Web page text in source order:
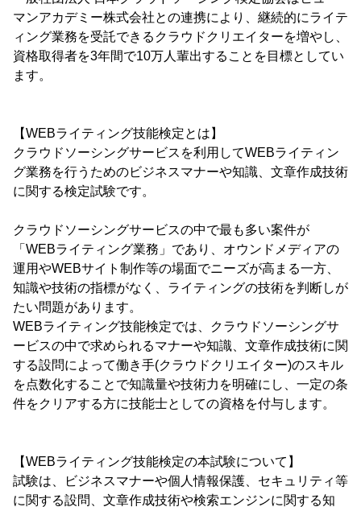
マンアカデミー株式会社との連携により、継続的にライテ
ィング業務を受託できるクラウドクリエイターを増やし、
資格取得者を3年間で10万人輩出することを目標としてい
ます。
【WEBライティング技能検定とは】
クラウドソーシングサービスを利用してWEBライティン
グ業務を行うためのビジネスマナーや知識、文章作成技術
に関する検定試験です。
クラウドソーシングサービスの中で最も多い案件が
「WEBライティング業務」であり、オウンドメディアの
運用やWEBサイト制作等の場面でニーズが高まる一方、
知識や技術の指標がなく、ライティングの技術を判断しが
たい問題があります。
WEBライティング技能検定では、クラウドソーシングサ
ービスの中で求められるマナーや知識、文章作成技術に関
する設問によって働き手(クラウドクリエイター)のスキル
を点数化することで知識量や技術力を明確にし、一定の条
件をクリアする方に技能士としての資格を付与します。
【WEBライティング技能検定の本試験について】
試験は、ビジネスマナーや個人情報保護、セキュリティ等
に関する設問、文章作成技術や検索エンジンに関する知